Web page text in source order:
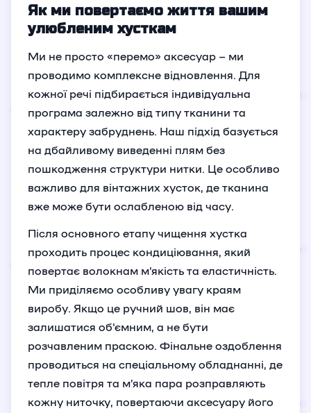
Як ми повертаємо життя вашим
улюбленим хусткам
Ми не просто «перемо» аксесуар – ми
проводимо комплексне відновлення. Для
кожної речі підбирається індивідуальна
програма залежно від типу тканини та
характеру забруднень. Наш підхід базується
на дбайливому виведенні плям без
пошкодження структури нитки. Це особливо
важливо для вінтажних хусток, де тканина
вже може бути ослабленою від часу.
Після основного етапу чищення хустка
проходить процес кондиціювання, який
повертає волокнам м'якість та еластичність.
Ми приділяємо особливу увагу краям
виробу. Якщо це ручний шов, він має
залишатися об'ємним, а не бути
розчавленим праскою. Фінальне оздоблення
проводиться на спеціальному обладнанні, де
тепле повітря та м’яка пара розправляють
кожну ниточку, повертаючи аксесуару його